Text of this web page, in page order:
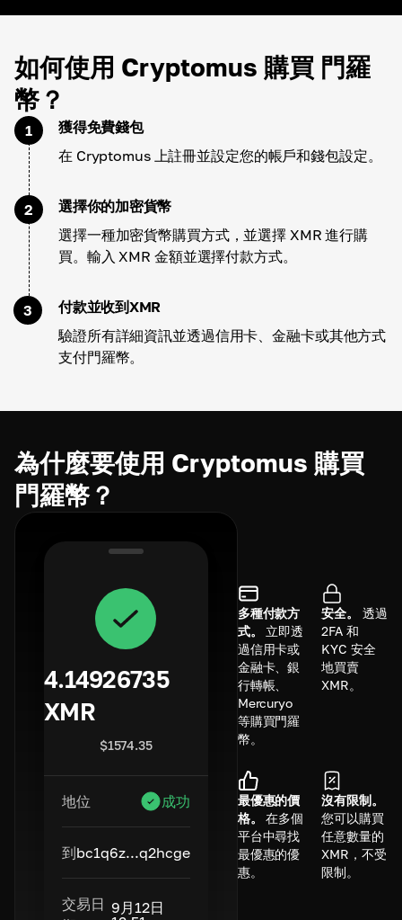
如何使用 Cryptomus 購買 門羅
幣？
1
獲得免費錢包
在 Cryptomus 上註冊並設定您的帳戶和錢包設定。
2
選擇你的加密貨幣
選擇一種加密貨幣購買方式，並選擇 XMR 進行購
買。輸入 XMR 金額並選擇付款方式。
3
付款並收到XMR
驗證所有詳細資訊並透過信用卡、金融卡或其他方式
支付門羅幣。
為什麼要使用 Cryptomus 購買
門羅幣？
4.14926735
XMR
$1574.35
地位 成功
到bc1q6z...q2hcge
交易日 9月12日
多種付款方
式。
立即透
過信用卡或
金融卡、銀
行轉帳、
Mercuryo
等購買門羅
幣。
安全。
透過
2FA 和
KYC 安全
地買賣
XMR。
最優惠的價
格。
在多個
平台中尋找
最優惠的優
惠。
沒有限制。
您可以購買
任意數量的
XMR，不受
限制。